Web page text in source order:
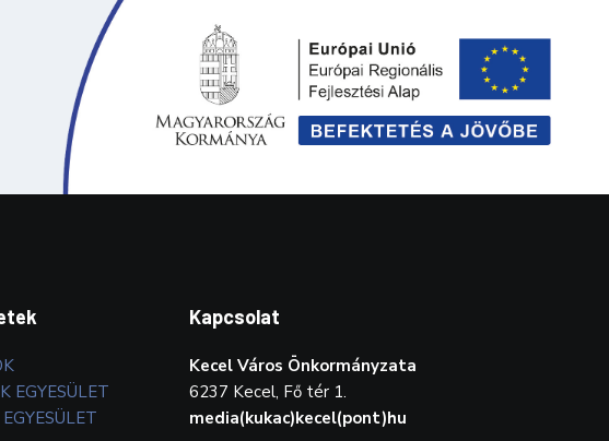
EGYESÜLET
Kapcsolat
Kecel Város Önkormányzata
6237 Kecel, Fő tér 1.
media(kukac)kecel(pont)hu